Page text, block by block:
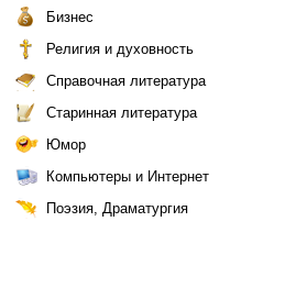
Бизнес
Религия и духовность
Справочная литература
Старинная литература
Юмор
Компьютеры и Интернет
Поэзия, Драматургия